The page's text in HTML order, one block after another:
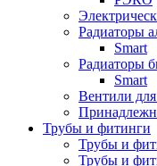
Радиаторы
Smart
Радиаторы
Smart
Вентили
Трубы и фитинги
Трубы и
Трубы и